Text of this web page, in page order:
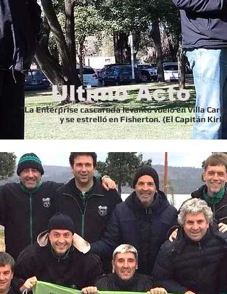
Ultimo Acto
“La Enterprise cascaruda levantó vuelo en Villa
y se estrelló en Fisherton. (El Capitán Kirk).